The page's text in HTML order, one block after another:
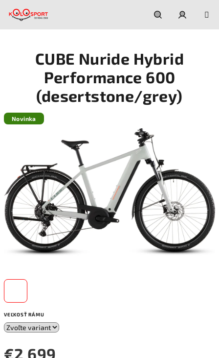
Hľadať
VEĽKOSŤ RÁMU
€2 699
CUBE Nuride Hybrid
Performance 600
(desertstone/grey)
Novinka